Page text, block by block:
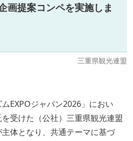
画提案コンペを実施しま
三重県観光連盟
EXPOジャパン2026」におい
受けた（公社）三重県観光連盟
主体となり、共通テーマに基づ